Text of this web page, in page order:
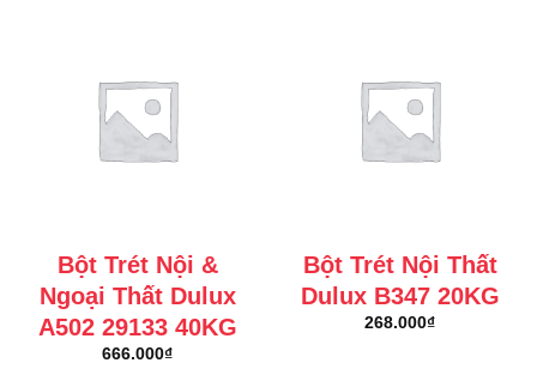
Bột Trét Nội &
Ngoại Thất Dulux
A502 29133 40KG
666.000₫
Bột Trét Nội Thất
Dulux B347 20KG
268.000₫